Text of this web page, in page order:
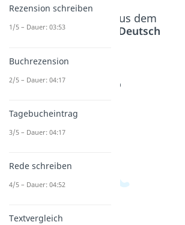
Beliebte Inhalte aus dem
Bereich Textarten Deutsch
ft
te
en
04:23
schreib
Rezension schreiben
1/5 – Dauer: 03:53
Buchrezension
2/5 – Dauer: 04:17
Tagebucheintrag
3/5 – Dauer: 04:17
Rede schreiben
4/5 – Dauer: 04:52
Textvergleich